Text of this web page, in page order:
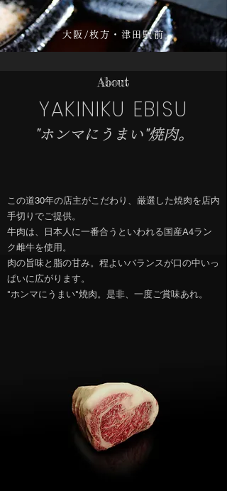
大阪/枚方・津田駅前
About
YAKINIKU EBISU
"ホンマにうまい"焼肉。
この道30年の店主がこだわり、厳選した焼肉を店内
手切りでご提供。
牛肉は、日本人に一番合うといわれる国産A4ラン
ク雌牛を使用。
肉の旨味と脂の甘み。程よいバランスが口の中いっ
ぱいに広がります。
"ホンマにうまい"焼肉。 ​是非、一度ご賞味あれ。